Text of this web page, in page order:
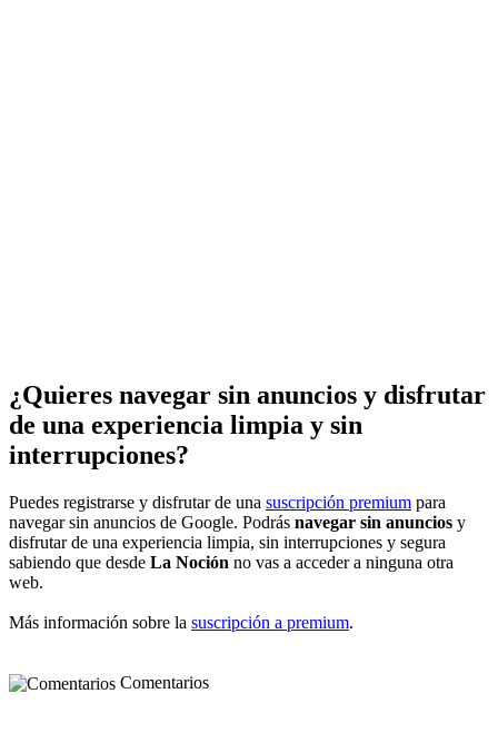
¿Quieres navegar sin anuncios y disfrutar
de una experiencia limpia y sin
interrupciones?
Puedes registrarse y disfrutar de una suscripción premium para
navegar sin anuncios de Google. Podrás navegar sin anuncios y
disfrutar de una experiencia limpia, sin interrupciones y segura
sabiendo que desde La Noción no vas a acceder a ninguna otra
web.
Más información sobre la suscripción a premium.
Comentarios